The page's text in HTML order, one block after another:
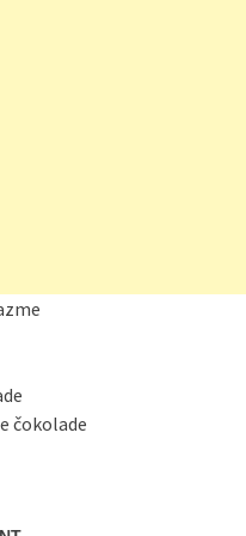
čokolade